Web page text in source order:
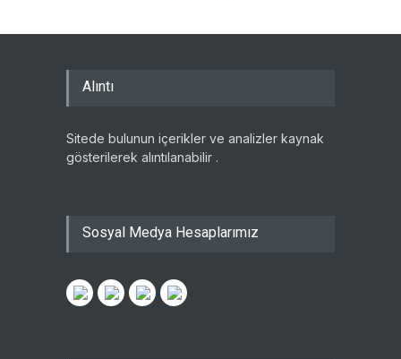
Alıntı
Sitede bulunun içerikler ve analizler kaynak
gösterilerek alıntılanabilir .
Sosyal Medya Hesaplarımız